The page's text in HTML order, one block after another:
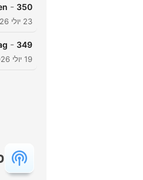
350
-
23 יולי 2026
349
-
19 יולי 2026